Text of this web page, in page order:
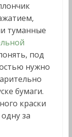
туманные
под
нужно
бумаги.
краски
за